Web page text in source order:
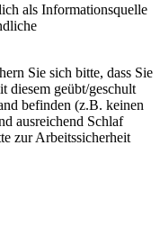
als Informationsquelle
Sie sich bitte, dass Sie
diesem geübt/geschult
befinden (z.B. keinen
ausreichend Schlaf
zur Arbeitssicherheit